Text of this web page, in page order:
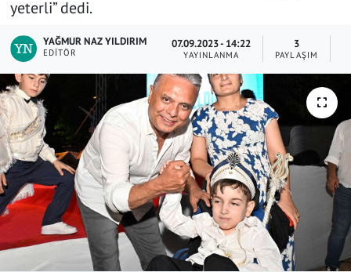
yeterli” dedi.
YAĞMUR NAZ YILDIRIM
EDITÖR
07.09.2023 - 14:22
YAYINLANMA
3
PAYLAŞIM
SPOR
SAĞLIK
YAŞAM
KÜLTÜR SANAT
EĞİTİM